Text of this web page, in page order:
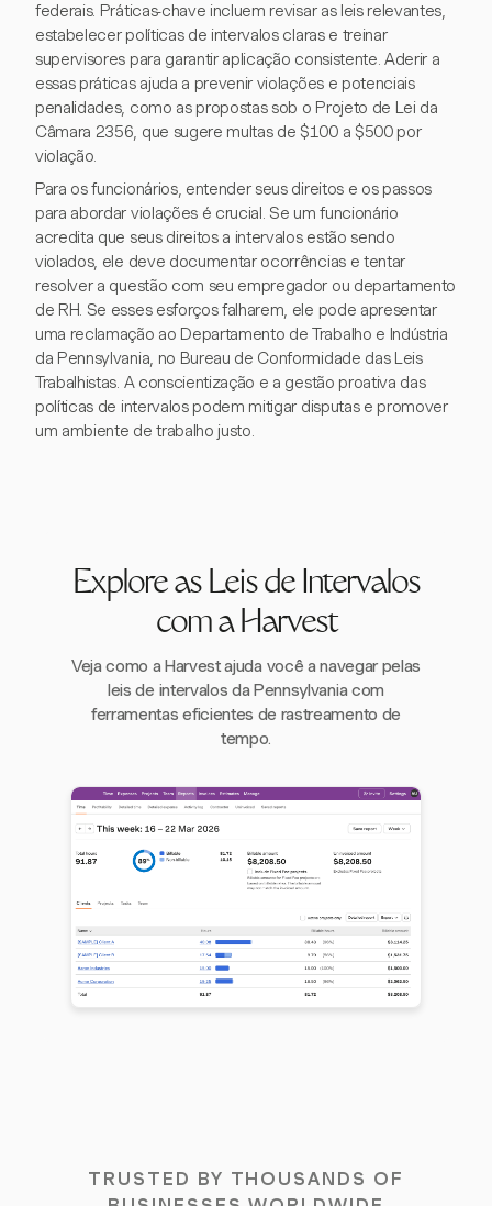
federais. Práticas-chave incluem revisar as leis relevantes,
estabelecer políticas de intervalos claras e treinar
supervisores para garantir aplicação consistente. Aderir a
essas práticas ajuda a prevenir violações e potenciais
penalidades, como as propostas sob o Projeto de Lei da
Câmara 2356, que sugere multas de $100 a $500 por
violação.
Para os funcionários, entender seus direitos e os passos
para abordar violações é crucial. Se um funcionário
acredita que seus direitos a intervalos estão sendo
violados, ele deve documentar ocorrências e tentar
resolver a questão com seu empregador ou departamento
de RH. Se esses esforços falharem, ele pode apresentar
uma reclamação ao Departamento de Trabalho e Indústria
da Pennsylvania, no Bureau de Conformidade das Leis
Trabalhistas. A conscientização e a gestão proativa das
políticas de intervalos podem mitigar disputas e promover
um ambiente de trabalho justo.
Explore as Leis de Intervalos
com a Harvest
Veja como a Harvest ajuda você a navegar pelas
leis de intervalos da Pennsylvania com
ferramentas eficientes de rastreamento de
tempo.
TRUSTED BY THOUSANDS OF